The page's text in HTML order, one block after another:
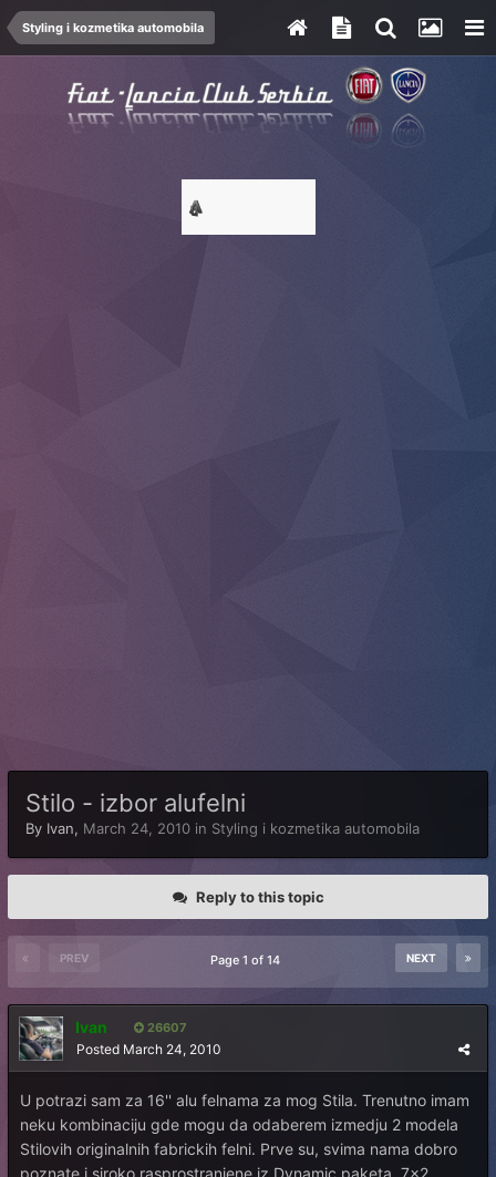
Styling i kozmetika automobila
Stilo - izbor alufelni
By Ivan, March 24, 2010 in Styling i kozmetika automobila
Reply to this topic
PREV NEXT
Page 1 of 14
Ivan 26607
Posted March 24, 2010
U potrazi sam za 16'' alu felnama za mog Stila. Trenutno imam
neku kombinaciju gde mogu da odaberem izmedju 2 modela
Stilovih originalnih fabrickih felni. Prve su, svima nama dobro
poznate i siroko rasprostranjene iz Dynamic paketa, 7x2